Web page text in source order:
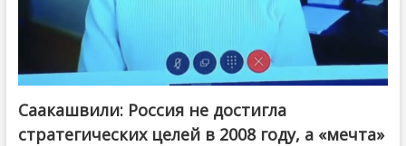
Саакашвили: Россия не достигла
стратегических целей в 2008 году, а «мечта»